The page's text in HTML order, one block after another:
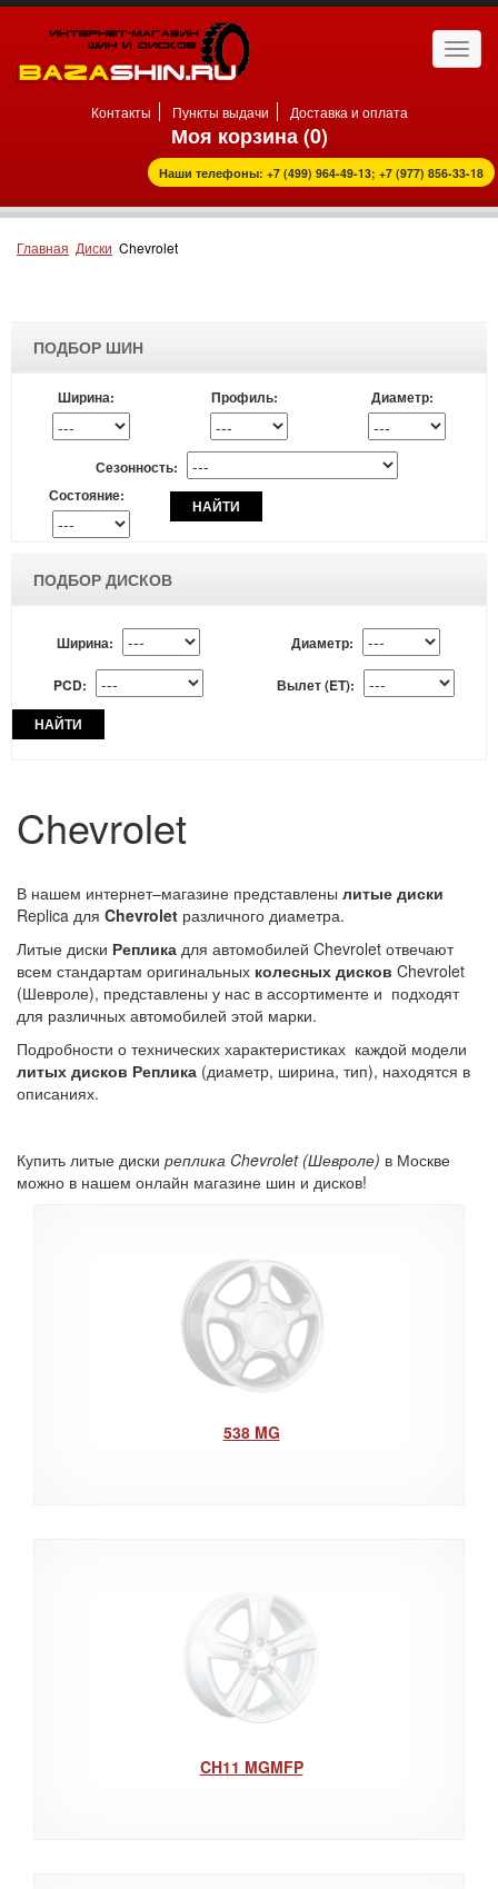
Контакты Пункты выдачи Доставка и оплата
Моя корзина (0)
Наши телефоны: +7 (499) 964-49-13; +7 (977) 856-33-18
Главная Диски Chevrolet
ПОДБОР ШИН
Ширина: Профиль: Диаметр:
Сезонность:
Состояние:
НАЙТИ
ПОДБОР ДИСКОВ
Ширина: Диаметр:
PCD:
Вылет (ET):
НАЙТИ
Chevrolet
В нашем интернет–магазине представлены литые диски
Replica для Chevrolet различного диаметра.
Литые диски Реплика для автомобилей Chevrolet отвечают
всем стандартам оригинальных колесных дисков Chevrolet
(Шевроле), представлены у нас в ассортименте и подходят
для различных автомобилей этой марки.
Подробности о технических характеристиках каждой модели
литых дисков Реплика (диаметр, ширина, тип), находятся в
описаниях.
Купить литые диски реплика Chevrolet (Шевроле) в Москве
можно в нашем онлайн магазине шин и дисков!
538 MG
CH11 MGMFP